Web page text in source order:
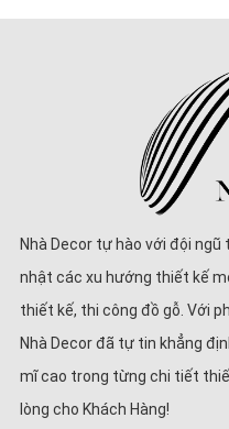
Nhà Decor tự hào với đội
nhật các xu hướng thiết kế
thiết kế, thi công đồ gỗ. Với
Nhà Decor đã tự tin khẳng
mĩ cao trong từng chi tiết
lòng cho Khách Hàng!